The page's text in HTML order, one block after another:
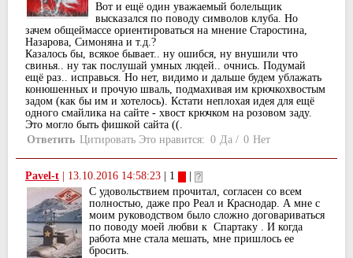
Вот и ещё один уважаемый болельщик
высказался по поводу символов клуба. Но
зачем общеймассе ориентироваться на мнение Старостина,
Назарова, Симоняна и т.д.?
Казалось бы, всякое бывает.. ну ошибся, ну внушили что
свинья.. ну так послушай умных людей.. очнись. Подумай
ещё раз.. исправься. Но нет, видимо и дальше будем ублажать
конюшенных и прочую шваль, подмахивая им крючкохвостым
задом (как бы им и хотелось). Кстати неплохая идея для ещё
одного смайлика на сайте - хвост крючком на розовом заду.
Это могло быть фишкой сайта ((.
Ответить Цитировать Это нравится: 0 Да / 0 Нет
Pavel-t 13.10.2016 14:58:23 | 1
С удовольствием прочитал, согласен со всем
полностью, даже про Реал и Краснодар. А мне с
моим руководством было сложно договариваться
по поводу моей любви к Спартаку . И когда
работа мне стала мешать, мне пришлось ее
бросить.